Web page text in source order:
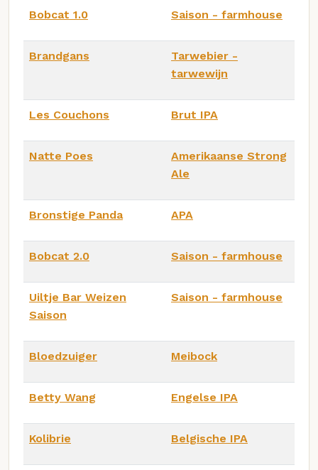
Bobcat 1.0 Saison - farmhouse
Brandgans
Tarwebier -
tarwewijn
Les Couchons Brut IPA
Natte Poes
Amerikaanse Strong
Ale
Bronstige Panda APA
Bobcat 2.0 Saison - farmhouse
Uiltje Bar Weizen
Saison
Saison - farmhouse
Bloedzuiger Meibock
Betty Wang Engelse IPA
Kolibrie Belgische IPA